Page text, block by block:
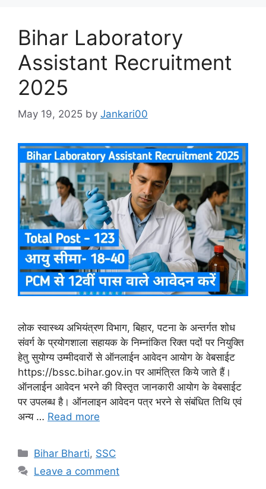
Bihar Laboratory
Assistant Recruitment
2025
May 19, 2025 by Jankari00
लोक स्वास्थ्य अभियंत्रण विभाग, बिहार, पटना के अन्तर्गत शोध
संवर्ग के प्रयोगशाला सहायक के निम्नांकित रिक्त पदों पर नियुक्ति
हेतु सुयोग्य उम्मीदवारों से ऑनलाईन आवेदन आयोग के वेबसाईट
https://bssc.bihar.gov.in पर आमंत्रित किये जाते हैं।
ऑनलाईन आवेदन भरने की विस्तृत जानकारी आयोग के वेबसाईट
पर उपलब्ध है। ऑनलाइन आवेदन पत्र भरने से संबंधित तिथि एवं
अन्य … Read more
Categories
Bihar Bharti, SSC
Leave a comment